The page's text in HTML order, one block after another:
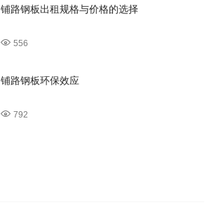
铺路钢板出租规格与价格的选择
556
铺路钢板环保效应
792